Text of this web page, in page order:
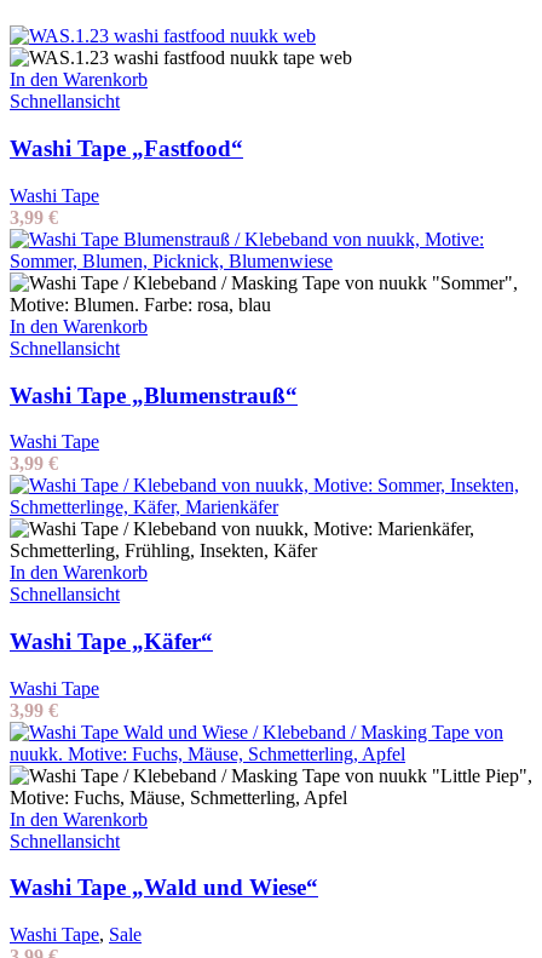
In den Warenkorb
Schnellansicht
Washi Tape „Fastfood“
Washi Tape
3,99 €
In den Warenkorb
Schnellansicht
Washi Tape „Blumenstrauß“
Washi Tape
3,99 €
In den Warenkorb
Schnellansicht
Washi Tape „Käfer“
Washi Tape
3,99 €
In den Warenkorb
Schnellansicht
Washi Tape „Wald und Wiese“
Washi Tape, Sale